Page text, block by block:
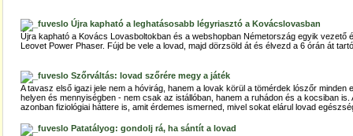
Újra kapható a leghatásosabb légyriasztó a Kovácslovasban
Újra kapható a Kovács Lovasboltokban és a webshopban Németország egyik vezető
Leovet Power Phaser. Fújd be vele a lovad, majd dörzsöld át és élvezd a 6 órán át
Szőrváltás: lovad szőrére megy a játék
A tavasz első igazi jele nem a hóvirág, hanem a lovak körül a tömérdek lószőr minden
helyen és mennyiségben - nem csak az istállóban, hanem a ruhádon és a kocsiban
azonban fiziológiai háttere is, amit érdemes ismerned, mivel sokat elárul lovad
Patatályog: gondolj rá, ha sántít a lovad